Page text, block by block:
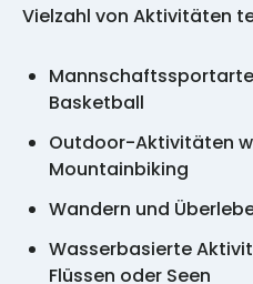
Vielzahl von Aktivitäten
Basketball
Outdoor-Aktivitäten
Mountainbiking
Wandern und
Wasserbasierte
Flüssen oder Seen